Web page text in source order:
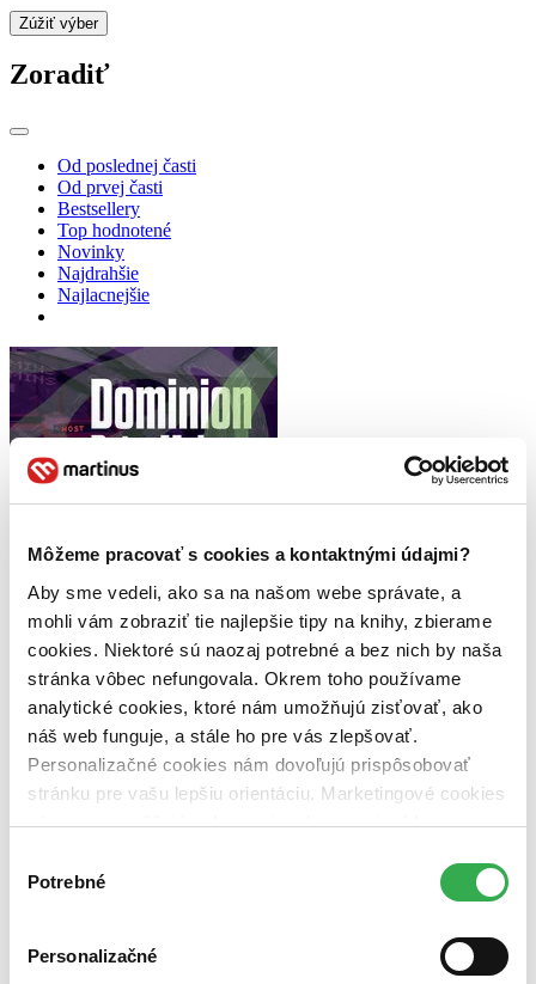
Môžeme pracovať s cookies a kontaktnými údajmi?
Aby sme vedeli, ako sa na našom webe správate, a
mohli vám zobraziť tie najlepšie tipy na knihy, zbierame
cookies. Niektoré sú naozaj potrebné a bez nich by naša
stránka vôbec nefungovala. Okrem toho používame
analytické cookies, ktoré nám umožňujú zisťovať, ako
náš web funguje, a stále ho pre vás zlepšovať.
Personalizačné cookies nám dovoľujú prispôsobovať
stránku pre vašu lepšiu orientáciu. Marketingové cookies
nám zas umožňujú zobrazenie relevantnej reklamy.
nám pomohlo, keby sme mohli používať všetky tieto
súhlasu
Potrebné
Personalizačné
Zúžiť výber
Zoradiť
Od poslednej časti
Od prvej časti
Bestsellery
Top hodnotené
Novinky
Najdrahšie
Najlacnejšie
Dominion
CZ
2. diel sérieSpálený muž
Loví je bytost známá jako Hnilobák. A elementálové se nemají na
koho s důvěrou obrátit. Na scéně se ale objeví diabolista a zpola